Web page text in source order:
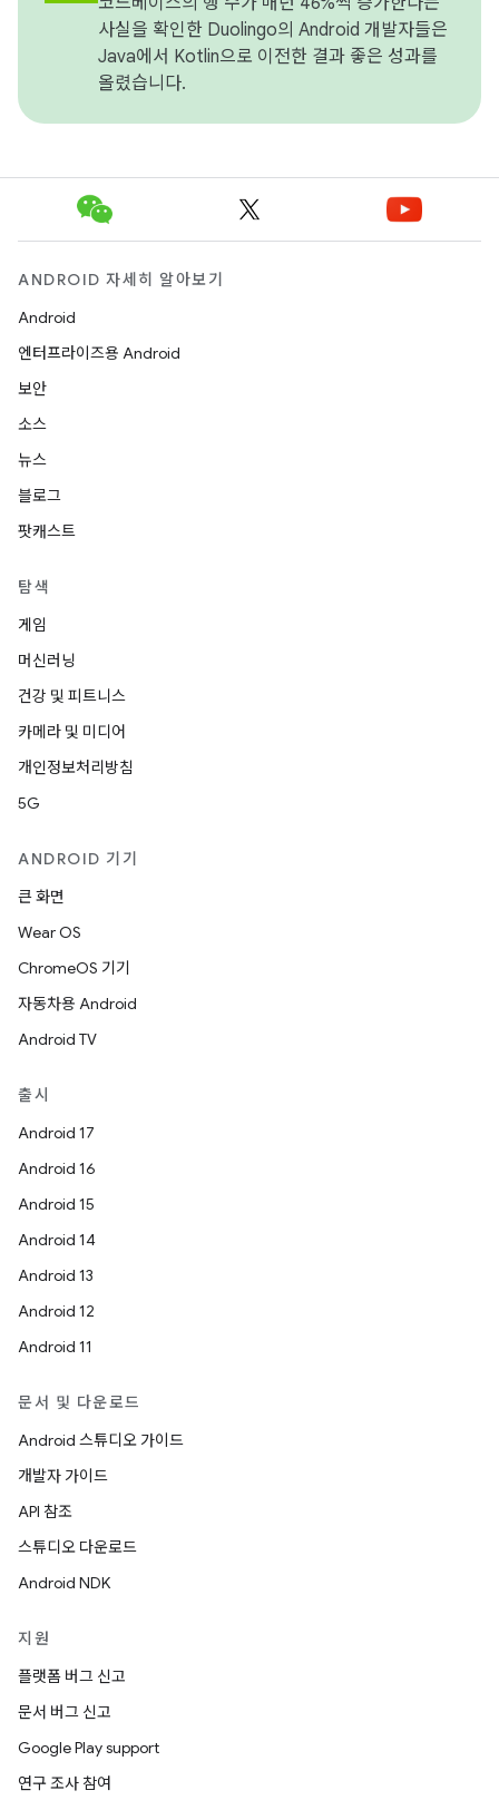
사실을 확인한 Duolingo의 Android 개발자들은
Java에서 Kotlin으로 이전한 결과 좋은 성과를
올렸습니다.
ANDROID 자세히 알아보기
Android
엔터프라이즈용 Android
보안
소스
뉴스
블로그
팟캐스트
탐색
게임
머신러닝
건강 및 피트니스
카메라 및 미디어
개인정보처리방침
5G
ANDROID 기기
큰 화면
Wear OS
ChromeOS 기기
자동차용 Android
Android TV
출시
Android 17
Android 16
Android 15
Android 14
Android 13
Android 12
Android 11
문서 및 다운로드
Android 스튜디오 가이드
개발자 가이드
API 참조
스튜디오 다운로드
Android NDK
지원
플랫폼 버그 신고
문서 버그 신고
Google Play support
연구 조사 참여